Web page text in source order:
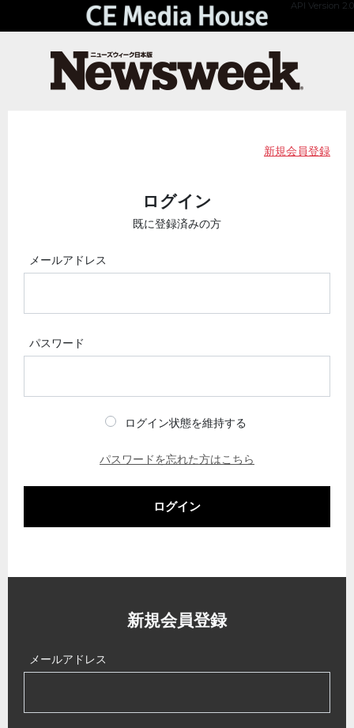
API Version 2.0
新規会員登録
ログイン
既に登録済みの方
メールアドレス
パスワード
ログイン状態を維持する
パスワードを忘れた方はこちら
ログイン
新規会員登録
メールアドレス